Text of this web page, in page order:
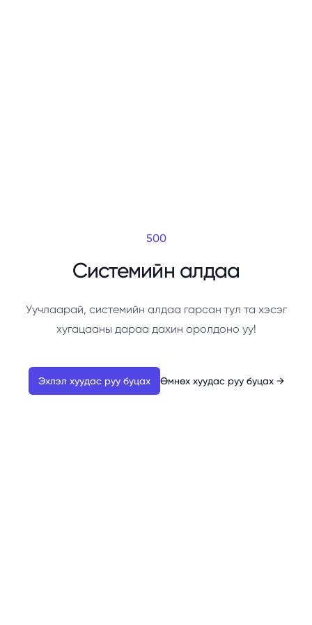
500
Системийн алдаа
Уучлаарай, системийн алдаа гарсан тул та хэсэг
хугацааны дараа дахин оролдоно уу!
Эхлэл хуудас руу буцах Өмнөх хуудас руу буцах →